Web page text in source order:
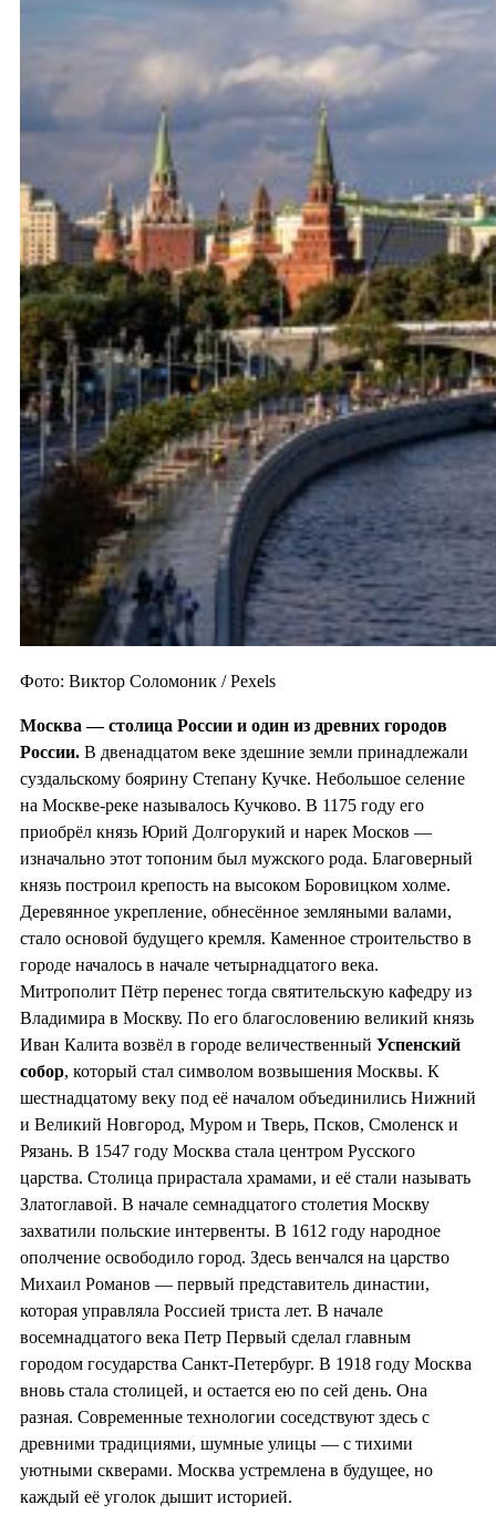
Фото: Виктор Соломоник / Pexels
Москва — столица России и один из древних городов
России. В двенадцатом веке здешние земли принадлежали
суздальскому боярину Степану Кучке. Небольшое селение
на Москве-реке называлось Кучково. В 1175 году его
приобрёл князь Юрий Долгорукий и нарек Москов —
изначально этот топоним был мужского рода. Благоверный
князь построил крепость на высоком Боровицком холме.
Деревянное укрепление, обнесённое земляными валами,
стало основой будущего кремля. Каменное строительство в
городе началось в начале четырнадцатого века.
Митрополит Пётр перенес тогда святительскую кафедру из
Владимира в Москву. По его благословению великий князь
Иван Калита возвёл в городе величественный Успенский
собор, который стал символом возвышения Москвы. К
шестнадцатому веку под её началом объединились Нижний
и Великий Новгород, Муром и Тверь, Псков, Смоленск и
Рязань. В 1547 году Москва стала центром Русского
царства. Столица прирастала храмами, и её стали называть
Златоглавой. В начале семнадцатого столетия Москву
захватили польские интервенты. В 1612 году народное
ополчение освободило город. Здесь венчался на царство
Михаил Романов — первый представитель династии,
которая управляла Россией триста лет. В начале
восемнадцатого века Петр Первый сделал главным
городом государства Санкт-Петербург. В 1918 году Москва
вновь стала столицей, и остается ею по сей день. Она
разная. Современные технологии соседствуют здесь с
древними традициями, шумные улицы — с тихими
уютными скверами. Москва устремлена в будущее, но
каждый её уголок дышит историей.